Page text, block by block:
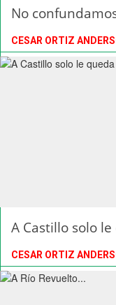
No
CESAR ORTIZ
A Castillo solo
CESAR ORTIZ